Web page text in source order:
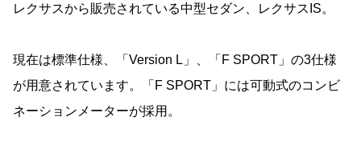
レクサスから販売されている中型セダン、レクサスIS。
現在は標準仕様、「Version L」、「F SPORT」の3仕様
が用意されています。「F SPORT」には可動式のコンビ
ネーションメーターが採用。